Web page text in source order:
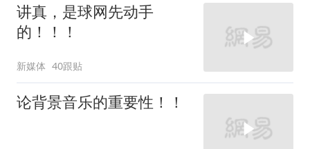
讲真，是球网先动手
的！！！
新媒体 40跟贴
论背景音乐的重要性！！